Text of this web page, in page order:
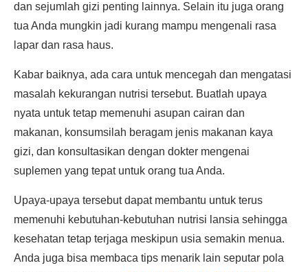
dan sejumlah gizi penting lainnya. Selain itu juga orang
tua Anda mungkin jadi kurang mampu mengenali rasa
lapar dan rasa haus.
Kabar baiknya, ada cara untuk mencegah dan mengatasi
masalah kekurangan nutrisi tersebut. Buatlah upaya
nyata untuk tetap memenuhi asupan cairan dan
makanan, konsumsilah beragam jenis makanan kaya
gizi, dan konsultasikan dengan dokter mengenai
suplemen yang tepat untuk orang tua Anda.
Upaya-upaya tersebut dapat membantu untuk terus
memenuhi kebutuhan-kebutuhan nutrisi lansia sehingga
kesehatan tetap terjaga meskipun usia semakin menua.
Anda juga bisa membaca tips menarik lain seputar pola